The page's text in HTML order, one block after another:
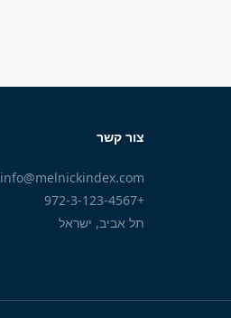
צור קשר
info@melnickindex.com
+972-3-123-4567
תל אביב, ישראל